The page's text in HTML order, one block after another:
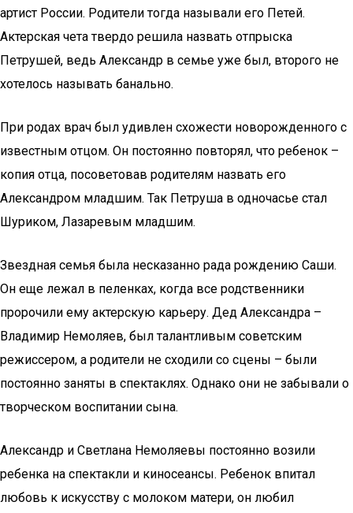
артист России. Родители тогда называли его Петей.
Актерская чета твердо решила назвать отпрыска
Петрушей, ведь Александр в семье уже был, второго не
хотелось называть банально.
При родах врач был удивлен схожести новорожденного с
известным отцом. Он постоянно повторял, что ребенок –
копия отца, посоветовав родителям назвать его
Александром младшим. Так Петруша в одночасье стал
Шуриком, Лазаревым младшим.
Звездная семья была несказанно рада рождению Саши.
Он еще лежал в пеленках, когда все родственники
пророчили ему актерскую карьеру. Дед Александра –
Владимир Немоляев, был талантливым советским
режиссером, а родители не сходили со сцены – были
постоянно заняты в спектаклях. Однако они не забывали о
творческом воспитании сына.
Александр и Светлана Немоляевы постоянно возили
ребенка на спектакли и киносеансы. Ребенок впитал
любовь к искусству с молоком матери, он любил